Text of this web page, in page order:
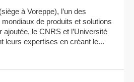
à Voreppe), l’un des
de produits et solutions
le CNRS et l’Université
leurs expertises en créant le...